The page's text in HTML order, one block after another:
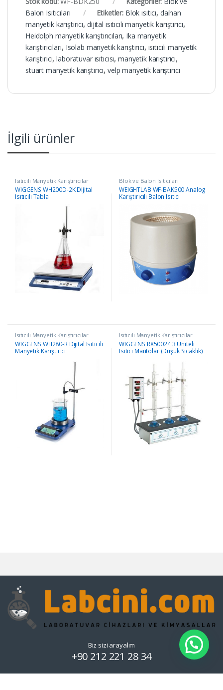
Balon Isıtıcıları
Etiketler: Blok ısıtıcı, daihan
manyetik karıştırıcı, dijital ısıtıcılı manyetik karıştırıcı,
Heidolph manyetik karıştırıcıları, Ika manyetik
karıştırıcıları, Isolab manyetik karıştırıcı, ısıtıcılı manyetik
karıştırıcı,laboratuvar ısıtıcısı, manyetik karıştırıcı,
stuart manyetik karıştırıcı, velp manyetik karıştırıcı
İlgili ürünler
Isıtıcılı Manyetik Karıştırıcılar
WIGGENS WH200D-2K Dijital
Isıtıcılı Tabla
Blok ve Balon Isıtıcıları
WEIGHTLAB WF-BAK500 Analog
Karıştırıcılı Balon Isıtıcı
Isıtıcılı Manyetik Karıştırıcılar
WIGGENS WH280-R Dijital Isıtıcılı
Manyetik Karıştırıcı
Isıtıcılı Manyetik Karıştırıcılar
WIGGENS RX50024 3 Üniteli
Isıtıcı Mantolar (Düşük Sıcaklık)
Biz sizi arayalım
+90 212 221 28 34